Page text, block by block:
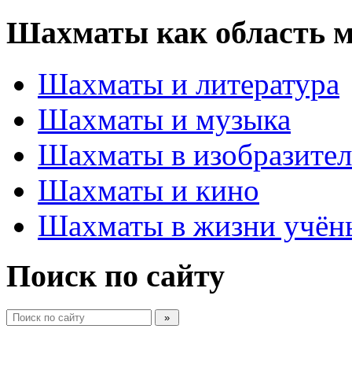
Шахматы как область
Шахматы и литература
Шахматы и музыка
Шахматы в
Шахматы и кино
Шахматы в жизни
Поиск по сайту